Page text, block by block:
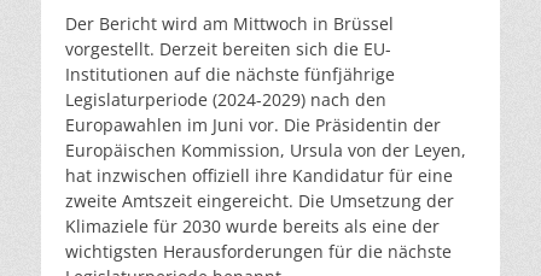
Der Bericht wird am Mittwoch in Brüssel
vorgestellt. Derzeit bereiten sich die EU-
Institutionen auf die nächste fünfjährige
Legislaturperiode (2024-2029) nach den
Europawahlen im Juni vor. Die Präsidentin der
Europäischen Kommission, Ursula von der Leyen,
hat inzwischen offiziell ihre Kandidatur für eine
zweite Amtszeit eingereicht. Die Umsetzung der
Klimaziele für 2030 wurde bereits als eine der
wichtigsten Herausforderungen für die nächste